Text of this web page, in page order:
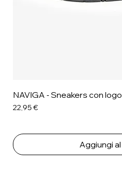
NAVIGA - Sneakers con
Prezzo
22,95 €
Aggiungi